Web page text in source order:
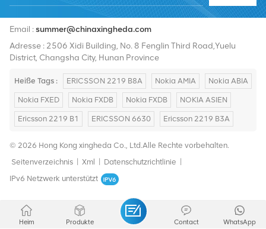
Email :summer@chinaxingheda.com
Adresse : 2506 Xidi Building, No. 8 Fenglin Third Road,Yuelu
District, Changsha City, Hunan Province
Heiße Tags : ERICSSON 2219 B8A Nokia AMIA Nokia ABIA
Nokia FXED Nokia FXDB Nokia FXDB NOKIA ASIEN
Ericsson 2219 B1 ERICSSON 6630 Ericsson 2219 B3A
© 2026 Hong Kong xingheda Co., Ltd.Alle Rechte vorbehalten.
Seitenverzeichnis
Xml Datenschutzrichtlinie
IPv6 Netzwerk unterstützt
Heim Produkte WhatsApp
Contact